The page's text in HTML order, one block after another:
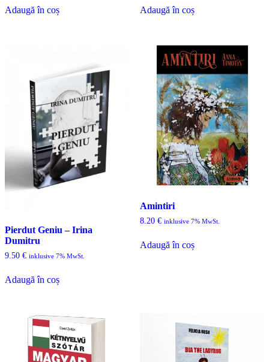
a
fost:
8.50 €.
Adaugă în coș Adaugă în coș
Pierdut Geniu – Irina
Dumitru
9.50 € inklusive 7% MwSt.
Adaugă în coș
Amintiri
8.20 € inklusive 7% MwSt.
Adaugă în coș